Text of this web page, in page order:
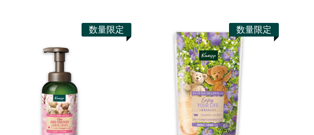
数量限定 数量限定